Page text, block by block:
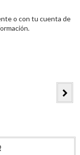
o con tu cuenta de